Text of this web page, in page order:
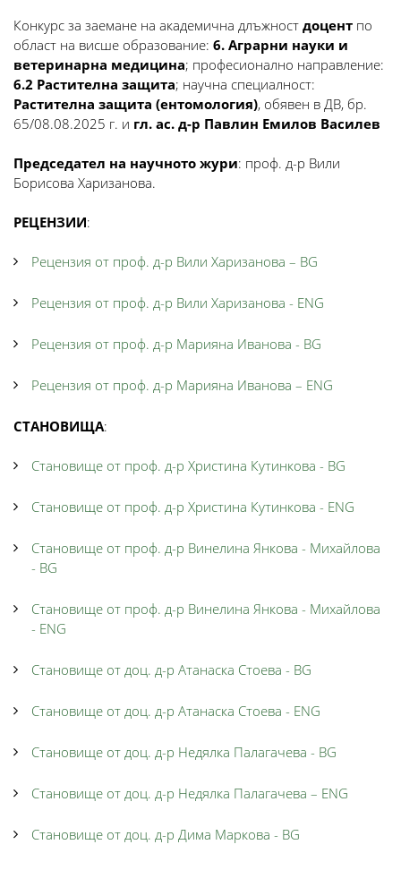
Конкурс за заемане на академична длъжност доцент по
област на висше образование: 6. Аграрни науки и
ветеринарна медицина; професионално направление:
6.2 Растителна защита; научна специалност:
Растителна защита (ентомология), обявен в ДВ, бр.
65/08.08.2025 г. и гл. ас. д-р Павлин Емилов Василев
Председател на научното жури: проф. д-р Вили
Борисова Харизанова.
РЕЦЕНЗИИ:
Рецензия от проф. д-р Вили Харизанова – BG
Рецензия от проф. д-р Вили Харизанова - ENG
Рецензия от проф. д-р Марияна Иванова - BG
Рецензия от проф. д-р Марияна Иванова – ENG
СТАНОВИЩА:
Становище от проф. д-р Христина Кутинкова - BG
Становище от проф. д-р Христина Кутинкова - ENG
Становище от проф. д-р Винелина Янкова - Михайлова
- BG
Становище от проф. д-р Винелина Янкова - Михайлова
- ENG
Становище от доц. д-р Атанаска Стоева - BG
Становище от доц. д-р Атанаска Стоева - ENG
Становище от доц. д-р Недялка Палагачева - BG
Становище от доц. д-р Недялка Палагачева – ENG
Становище от доц. д-р Дима Маркова - BG